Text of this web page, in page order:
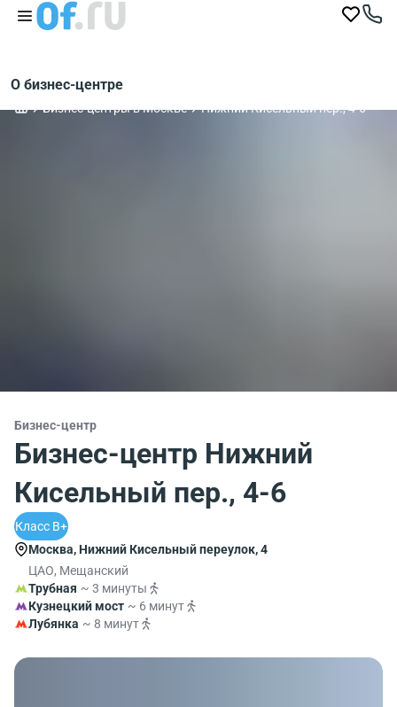
О бизнес-центре
Бизнес-центры в Москве Нижний Кисельный пер., 4-6
Бизнес-центр
Бизнес-центр Нижний
Кисельный пер., 4-6
Класс B+
Москва, Нижний Кисельный переулок, 4
ЦАО, Мещанский
Трубная ~ 3 минуты
Кузнецкий мост ~ 6 минут
Лубянка ~ 8 минут